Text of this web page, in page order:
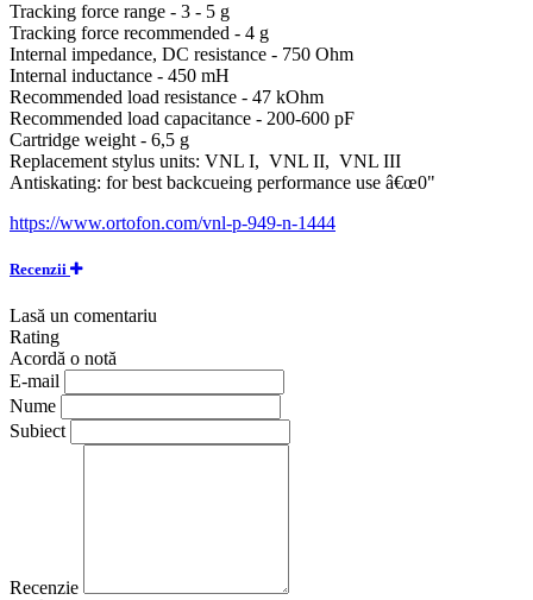
Tracking force range - 3 - 5 g
Tracking force recommended - 4 g
Internal impedance, DC resistance - 750 Ohm
Internal inductance - 450 mH
Recommended load resistance - 47 kOhm
Recommended load capacitance - 200-600 pF
Cartridge weight - 6,5 g
Replacement stylus units: VNL I, VNL II, VNL III
Antiskating: for best backcueing performance use â€œ0"
https://www.ortofon.com/vnl-p-949-n-1444
Recenzii
Lasă un comentariu
Rating
Acordă o notă
E-mail
Nume
Subiect
Recenzie